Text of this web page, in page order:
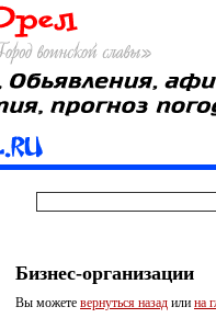
Бизнес-организации
Вы можете вернуться назад или на